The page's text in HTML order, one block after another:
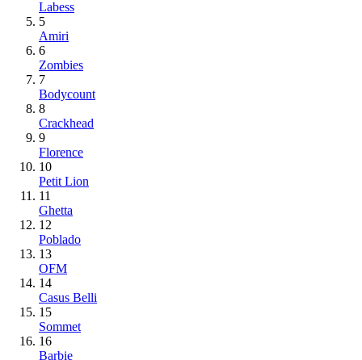
Labess
5
Amiri
6
Zombies
7
Bodycount
8
Crackhead
9
Florence
10
Petit Lion
11
Ghetta
12
Poblado
13
OFM
14
Casus Belli
15
Sommet
16
Barbie